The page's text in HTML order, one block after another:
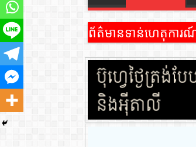
ព័ត៌មានទាន់ហេតុការ